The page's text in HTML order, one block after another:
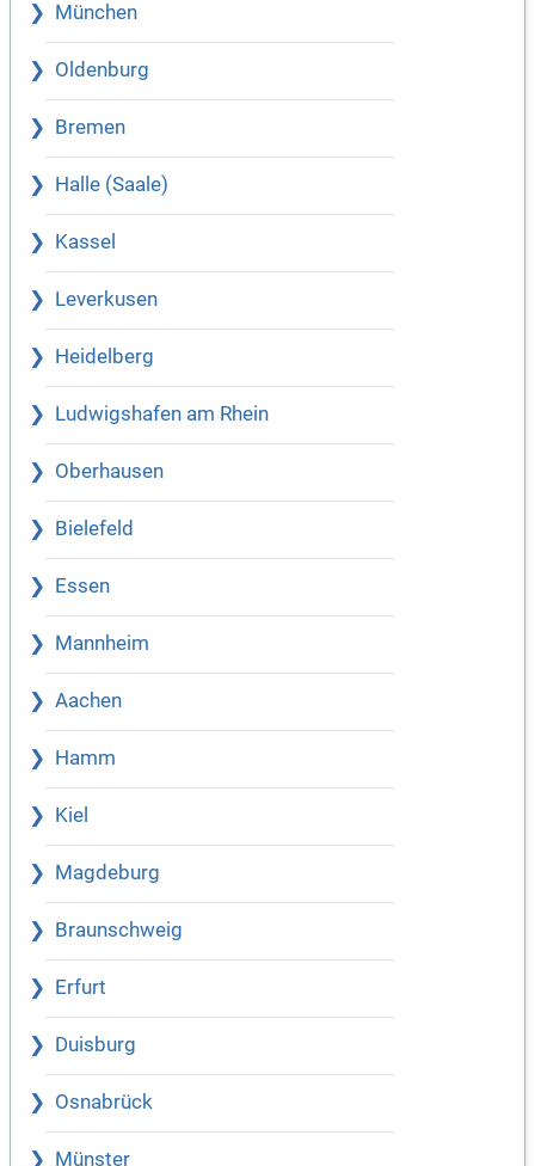
München
Oldenburg
Bremen
Halle (Saale)
Kassel
Leverkusen
Heidelberg
Ludwigshafen am Rhein
Oberhausen
Bielefeld
Essen
Mannheim
Aachen
Hamm
Kiel
Magdeburg
Braunschweig
Erfurt
Duisburg
Osnabrück
Münster